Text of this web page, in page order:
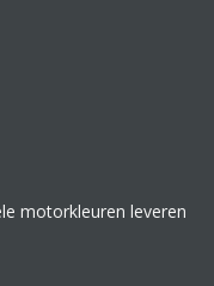
motorkleuren leveren